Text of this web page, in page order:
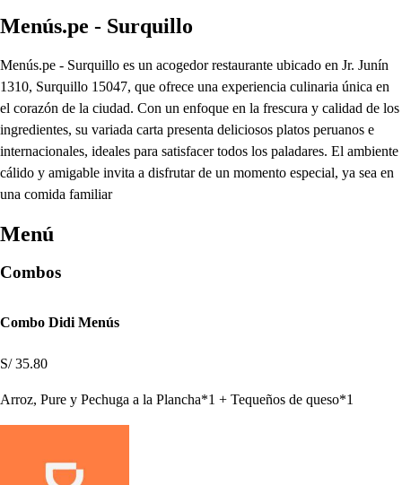
Menús.pe - Surquillo
Menús.pe - Surquillo es un acogedor restaurante ubicado en Jr. Junín
1310, Surquillo 15047, que ofrece una experiencia culinaria única en
el corazón de la ciudad. Con un enfoque en la frescura y calidad de los
ingredientes, su variada carta presenta deliciosos platos peruanos e
internacionales, ideales para satisfacer todos los paladares. El ambiente
cálido y amigable invita a disfrutar de un momento especial, ya sea en
una comida familiar
Menú
Combos
Combo Didi Menús
S/ 35.80
Arroz, Pure y Pechuga a la Plancha*1 + Tequeños de queso*1